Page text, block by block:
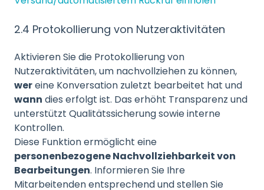
2.4 Protokollierung von Nutzeraktivitäten
Aktivieren Sie die Protokollierung von
Nutzeraktivitäten, um nachvollziehen zu können,
wereine Konversation zuletzt bearbeitet hat und
wann dies erfolgt ist. Das erhöht Transparenz und
unterstützt Qualitätssicherung sowie interne
Kontrollen.
Diese Funktion ermöglicht eine
personenbezogene Nachvollziehbarkeit von
Bearbeitungen. Informieren Sie Ihre
Mitarbeitenden entsprechend und stellen Sie